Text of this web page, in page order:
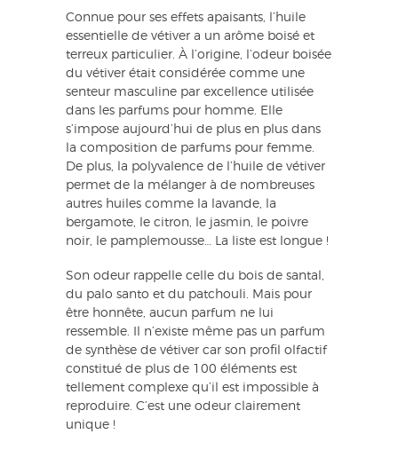
Connue pour ses effets apaisants, l’huile
essentielle de vétiver a un arôme boisé et
terreux particulier. À l’origine, l’odeur boisée
du vétiver était considérée comme une
senteur masculine par excellence utilisée
dans les parfums pour homme. Elle
s’impose aujourd’hui de plus en plus dans
la composition de parfums pour femme.
De plus, la polyvalence de l’huile de vétiver
permet de la mélanger à de nombreuses
autres huiles comme la lavande, la
bergamote, le citron, le jasmin, le poivre
noir, le pamplemousse… La liste est longue !
Son odeur rappelle celle du bois de santal,
du palo santo et du patchouli. Mais pour
être honnête, aucun parfum ne lui
ressemble. Il n’existe même pas un parfum
de synthèse de vétiver car son profil olfactif
constitué de plus de 100 éléments est
tellement complexe qu’il est impossible à
reproduire. C’est une odeur clairement
unique !